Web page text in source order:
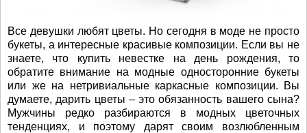
Все девушки любят цветы. Но сегодня в моде не просто
букеты, а интересные красивые композиции. Если вы не
знаете, что купить невестке на день рождения, то
обратите внимание на модные односторонние букеты
или же на нетривиальные каркасные композиции. Вы
думаете, дарить цветы – это обязанность вашего сына?
Мужчины редко разбираются в модных цветочных
тенденциях, и поэтому дарят своим возлюбленным